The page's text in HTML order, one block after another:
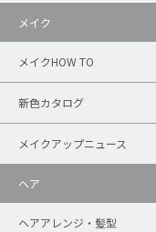
メイク
メイクHOW TO
新色カタログ
メイクアップニュース
ヘア
ヘアアレンジ・髪型